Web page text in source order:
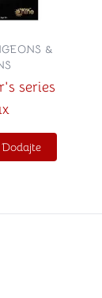
series
&
Dodajte